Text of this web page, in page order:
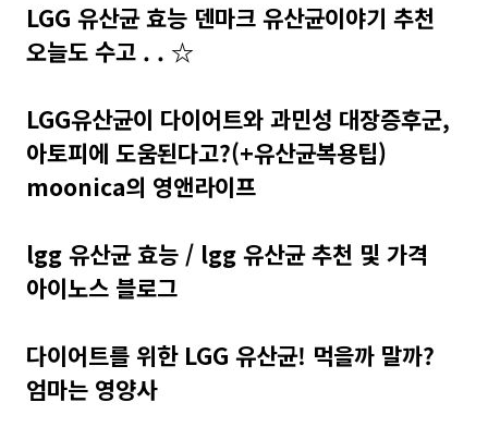
LGG 유산균 효능 덴마크 유산균이야기 추천
오늘도 수고 . . ☆
LGG유산균이 다이어트와 과민성 대장증후군,
아토피에 도움된다고?(+유산균복용팁)
moonica의 영앤라이프
lgg 유산균 효능 / lgg 유산균 추천 및 가격
아이노스 블로그
다이어트를 위한 LGG 유산균! 먹을까 말까?
엄마는 영양사